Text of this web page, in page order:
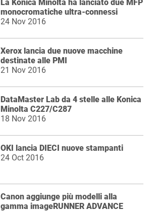
La Konica Minolta ha lanciato due MFP
monocromatiche ultra-connessi
24 Nov 2016
Xerox lancia due nuove macchine
destinate alle PMI
21 Nov 2016
DataMaster Lab da 4 stelle alle Konica
Minolta C227/C287
18 Nov 2016
OKI lancia DIECI nuove stampanti
24 Oct 2016
Canon aggiunge più modelli alla
gamma imageRUNNER ADVANCE